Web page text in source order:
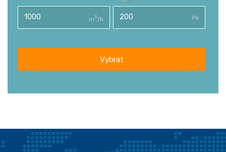
m3/h Pa
Vybrat